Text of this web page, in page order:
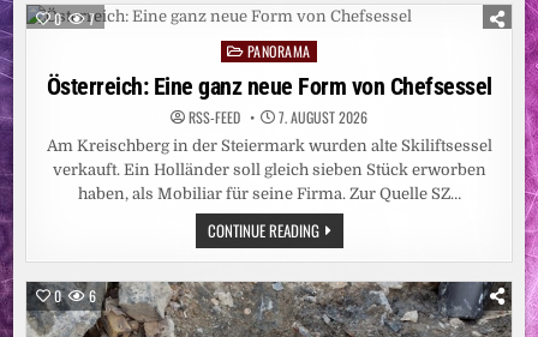
VERBOT
AN
STRAND
0 7
PostedPANORAMA
Österreich: Eine ganz neue Form von Chefsessel
RSS-FEED 7. AUGUST 2026
Am Kreischberg in der Steiermark wurden alte Skiliftsessel
verkauft. Ein Holländer soll gleich sieben Stück erworben
haben, als Mobiliar für seine Firma. Zur Quelle SZ…
CONTINUE READINGÖSTERREICH:
EINE
GANZ
FORM
VON
CHEFSESSEL
0 6